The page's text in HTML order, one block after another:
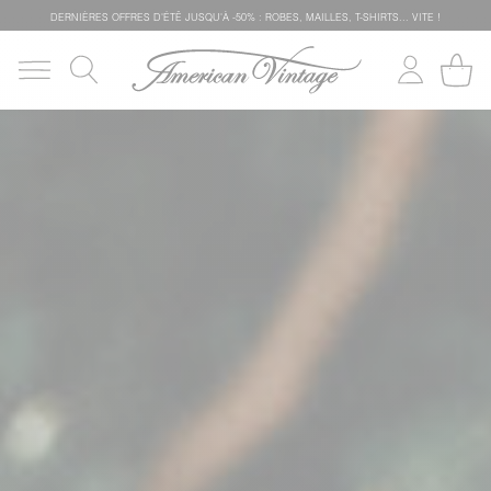
DERNIÈRES OFFRES D'ÉTÊ JUSQU'À -50% : ROBES, MAILLES, T-SHIRTS... VITE !